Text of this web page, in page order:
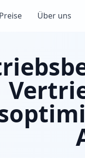
Preise Über uns